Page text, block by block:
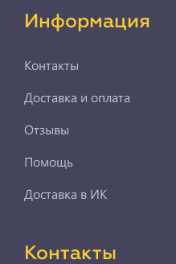
Информация
Контакты
Доставка и оплата
Отзывы
Помощь
Доставка в ИК
Контакты